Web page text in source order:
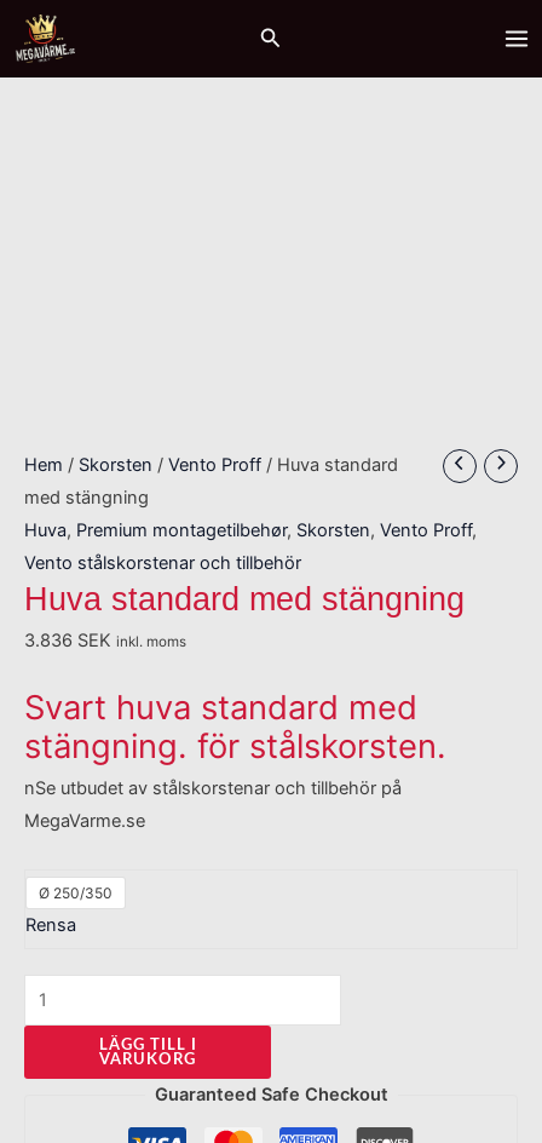
Hoppa
innehåll
Sök
Hem / Skorsten / Vento Proff / Huva standard
med stängning
Huva, Premium montagetilbehør, Skorsten, Vento Proff,
Vento stålskorstenar och tillbehör
Huva standard med stängning
3.836 SEK inkl. moms
Svart huva standard med
stängning. för stålskorsten.
nSe utbudet av stålskorstenar och tillbehör på
MegaVarme.se
Ø 250/350
Rensa
Huva
standard
med
LÄGG TILL I
VARUKORG
Guaranteed Safe Checkout